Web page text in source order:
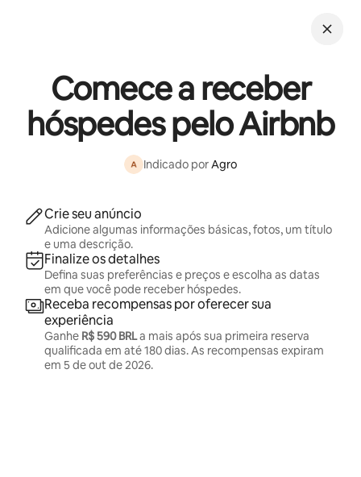
Comece a receber
hóspedes pelo Airbnb
Indicado porAgro
Crie seu anúncio
Adicione algumas informações básicas, fotos, um título
e uma descrição.
Finalize os detalhes
Defina suas preferências e preços e escolha as datas
em que você pode receber hóspedes.
Receba recompensas por oferecer sua
experiência
Ganhe R$ 590 BRLa mais após sua primeira reserva
qualificada em até 180 dias. As recompensas expiram
em 5 de out de 2026.